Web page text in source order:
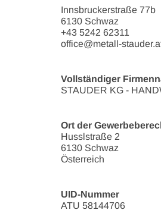
Innsbruckerstraße 77b
6130 Schwaz
+43 5242 62311
office@metall-
Vollständiger
STAUDER KG -
Ort der
Husslstraße 2
6130 Schwaz
Österreich
UID-Nummer
ATU 58144706